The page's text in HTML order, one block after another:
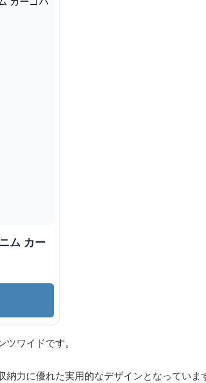
ム カー
ワイドです。
力に優れた実用的なデザインとなっていま